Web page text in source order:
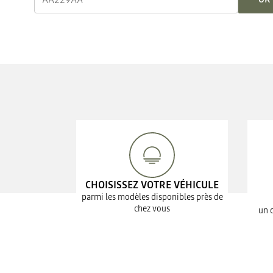
CHOISISSEZ VOTRE VÉHICULE
parmi les modèles disponibles près de
chez vous
un